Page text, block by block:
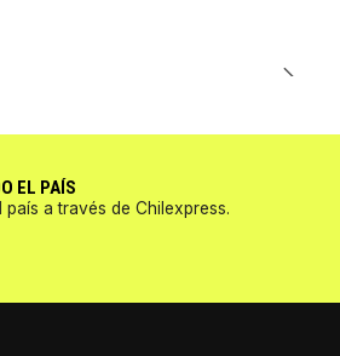
EL PAÍS
a través de Chilexpress.